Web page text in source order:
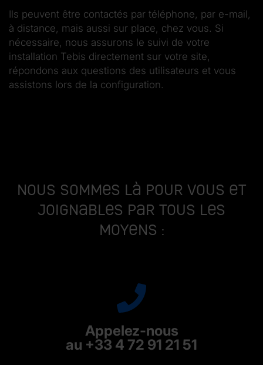
Ils peuvent être contactés par téléphone, par e-mail,
à distance, mais aussi sur place, chez vous. Si
nécessaire, nous assurons le suivi de votre
installation Tebis directement sur votre site,
répondons aux questions des utilisateurs et vous
assistons lors de la configuration.
Nous sommes là pour vous et
joignables par tous les
moyens :
Appelez-nous
au +33 4 72 91 21 51